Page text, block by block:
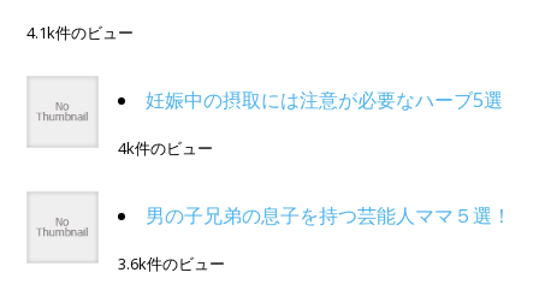
4.1k件のビュー
妊娠中の摂取には注意が必要なハーブ5選
4k件のビュー
男の子兄弟の息子を持つ芸能人ママ５選！
3.6k件のビュー